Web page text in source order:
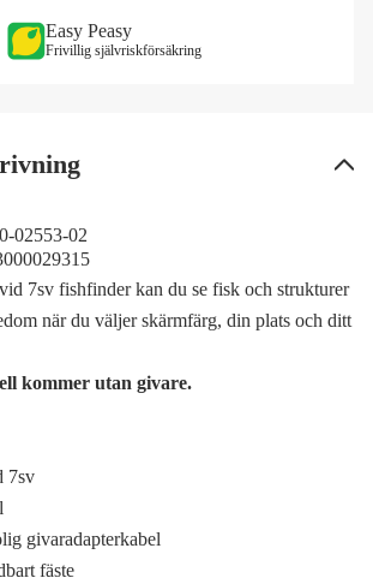
Easy Peasy
Frivillig självriskförsäkring
02553-02
7sv fishfinder kan du se fisk och strukturer
när du väljer skärmfärg, din plats och ditt
kommer utan givare.
7sv
givaradapterkabel
fäste